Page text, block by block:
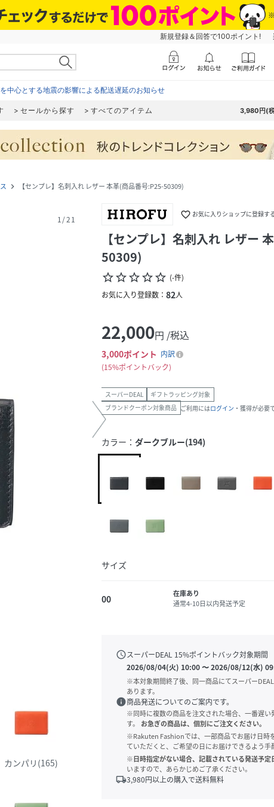
新規登録＆回答で100ポイント!
中心とする地震の影響による配送遅延のお知らせ
セールから探す すべてのアイテム 3,980円(
navigate_next 【センプレ】名刺入れ レザー 本革(商品番号:P25-50309)
1/21
カンパリ(165)
favorite_border お気に入りショップに登録す
【センプレ】名刺入れ レザー
50309)
star_borderstar_borderstar_borderstar_borderstar_border (-件)
お気に入り登録数： 82人
22,000円 /税込
3,000ポイント 内訳
15%ポイントバック
スーパーDEAL
ギフトラッピング対象
ブランドクーポン対象商品 ご利用にはログイン ・獲得が必要
カラー： ダークブルー(194)
サイズ
00
在庫あり
通常4-10日以内発送予定
scheduleスーパーDEAL 15%ポイントバック対象期間
2026/08/04(火) 10:00〜2026/08/12(水)
※本対象期間終了後、同一商品にてスーパー
あります。
info商品発送についてのご案内です。
※同時に複数の商品を注文された場合、一番遅い
す。
お急ぎの商品は、個別にご注文ください。
※Rakuten Fashionでは、一部商品でお届け日時
ていただくと、ご希望の日にお届けできるよう手
※日時指定がない場合、記載されている発送予定
いますので、あらかじめご了承ください。
local_shipping3,980円以上の購入で送料無料